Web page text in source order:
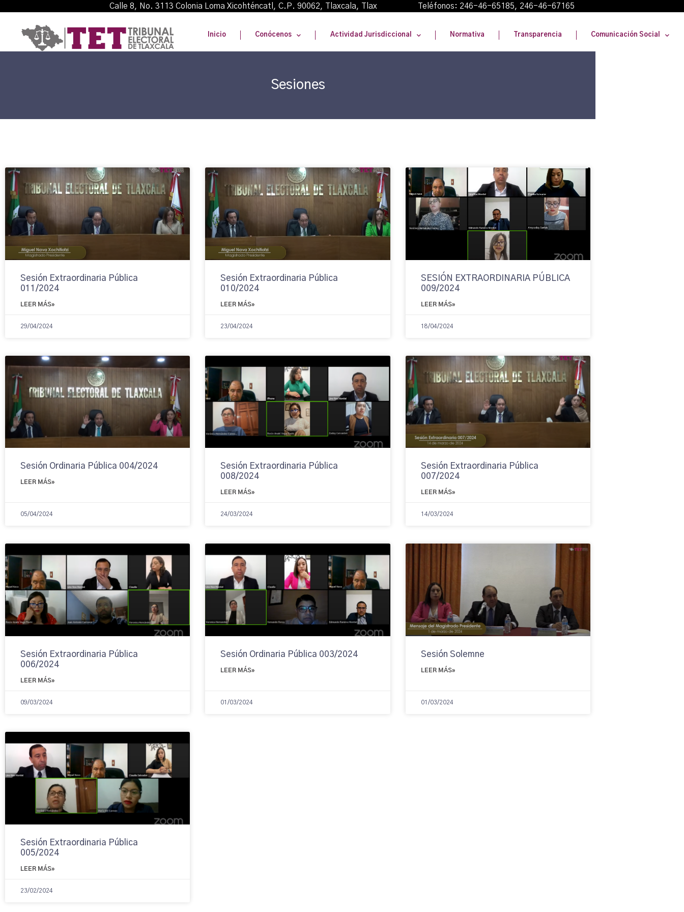
Calle 8, No. 3113 Colonia Loma Xicohténcatl, C.P. 90062, Tlaxcala, Tlax Teléfonos: 246-46-65185, 246-46-67165
Inicio Conócenos Actividad Jurisdiccional Normativa Transparencia Comunicación Social
Sesiones
Sesión Extraordinaria Pública
011/2024
LEER MÁS»
29/04/2024
Sesión Extraordinaria Pública
010/2024
LEER MÁS»
23/04/2024
SESIÓN EXTRAORDINARIA PÚBLICA
009/2024
LEER MÁS»
18/04/2024
Sesión Ordinaria Pública 004/2024
LEER MÁS»
05/04/2024
Sesión Extraordinaria Pública
008/2024
LEER MÁS»
24/03/2024
Sesión Extraordinaria Pública
007/2024
LEER MÁS»
14/03/2024
Sesión Extraordinaria Pública
006/2024
LEER MÁS»
09/03/2024
Sesión Ordinaria Pública 003/2024
LEER MÁS»
01/03/2024
Sesión Solemne
LEER MÁS»
01/03/2024
Sesión Extraordinaria Pública
005/2024
LEER MÁS»
23/02/2024